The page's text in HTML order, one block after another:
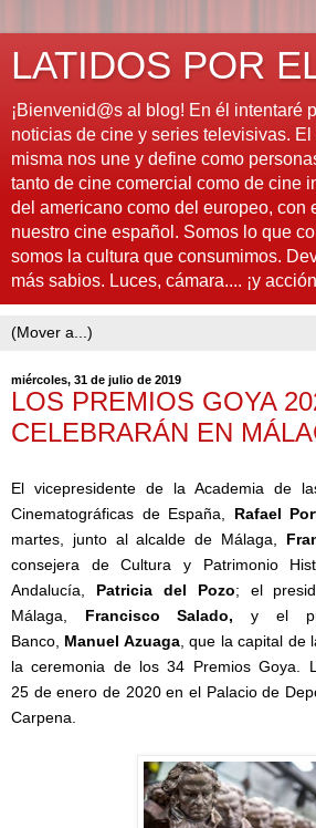
LATIDOS POR
¡Bienvenid@s al blog! En él intentaré
noticias de cine y series televisivas.
misma nos une y define como
tanto de cine comercial como de cine
del americano como del europeo, con
nuestro cine español. Somos lo que
somos la cultura que consumimos.
más sabios. Luces, cámara.... ¡y
miércoles, 31 de julio de 2019
LOS PREMIOS GOYA
CELEBRARÁN EN
El vicepresidente de la Academia de
Cinematográficas de España, Rafael
martes, junto al alcalde de Málaga,
consejera de Cultura y Patrimonio
Andalucía, Patricia del Pozo; el
Málaga, Francisco Salado, y el
Banco, Manuel Azuaga, que la capital de
la ceremonia de los 34 Premios Goya.
25 de enero de 2020 en el Palacio de
Carpena.